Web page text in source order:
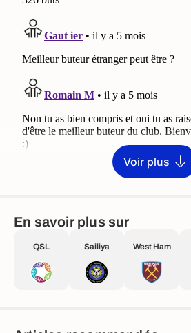
Voir plus
En savoir plus sur
QSL Sailiya West Ham